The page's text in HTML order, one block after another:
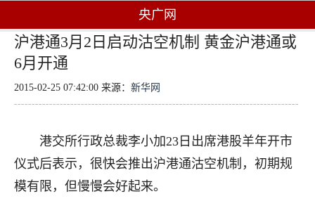
央广网
沪港通3月2日启动沽空机制 黄金沪港通或
6月开通
2015-02-25 07:42:00 来源： 新华网
港交所行政总裁李小加23日出席港股羊年开市
仪式后表示，很快会推出沪港通沽空机制，初期规
模有限，但慢慢会好起来。